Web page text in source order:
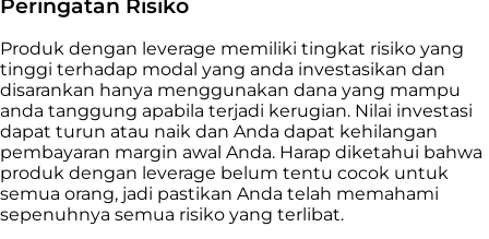
Peringatan Risiko
Produk dengan leverage memiliki tingkat risiko yang
tinggi terhadap modal yang anda investasikan dan
disarankan hanya menggunakan dana yang mampu
anda tanggung apabila terjadi kerugian. Nilai investasi
dapat turun atau naik dan Anda dapat kehilangan
pembayaran margin awal Anda. Harap diketahui bahwa
produk dengan leverage belum tentu cocok untuk
semua orang, jadi pastikan Anda telah memahami
sepenuhnya semua risiko yang terlibat.